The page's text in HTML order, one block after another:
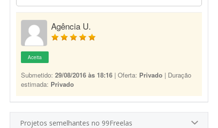
Agência U.
Aceita
Submetido: 29/08/2016 às 18:16 | Oferta: Privado | Duração
estimada: Privado
Projetos semelhantes no 99Freelas